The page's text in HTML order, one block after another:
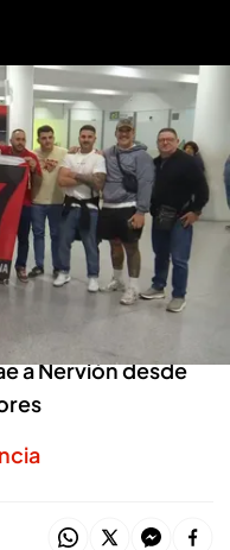
Zúrich
para el
locura"
peña para el Sevilla-Espanyol
a Nervión desde